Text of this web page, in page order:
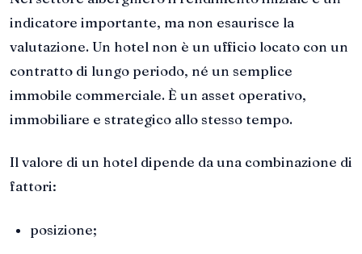
indicatore importante, ma non esaurisce la
valutazione. Un hotel non è un ufficio locato con un
contratto di lungo periodo, né un semplice
immobile commerciale. È un asset operativo,
immobiliare e strategico allo stesso tempo.
Il valore di un hotel dipende da una combinazione di
fattori:
posizione;